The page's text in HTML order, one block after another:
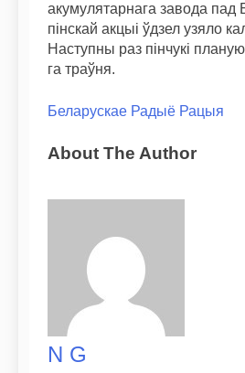
акумулятарнага завода пад
пінскай акцыі ўдзел узяло
Наступны раз пінчукі
га траўня.
Беларускае Радыё Рацыя
About The Author
N G